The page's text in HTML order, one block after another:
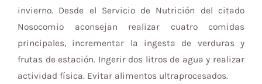
invierno. Desde el Servicio de Nutrición del citado
Nosocomio aconsejan realizar cuatro comidas
principales, incrementar la ingesta de verduras y
frutas de estación. Ingerir dos litros de agua y realizar
actividad física. Evitar alimentos ultraprocesados.